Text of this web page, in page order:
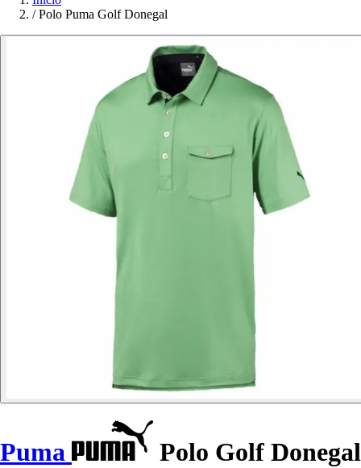
/ Polo Puma Golf Donegal
Puma Polo Golf Donegal